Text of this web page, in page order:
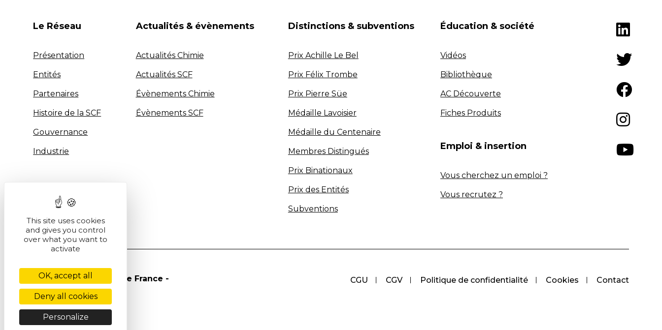
Le Réseau
Présentation
Entités
Partenaires
Histoire de la SCF
Gouvernance
Industrie
Actualités & évènements
Actualités Chimie
Actualités SCF
Évènements Chimie
Évènements SCF
Distinctions & subventions
Prix Achille Le Bel
Prix Félix Trombe
Prix Pierre Süe
Médaille Lavoisier
Médaille du Centenaire
Membres Distingués
Prix Binationaux
Prix des Entités
Subventions
Éducation & société
Vidéos
Bibliothèque
AC Découverte
Fiches Produits
Emploi & insertion
Vous cherchez un emploi ?
Vous recrutez ?
CGU CGV Politique de confidentialité Cookies Contact
© Société Chimique de France -
2026
This site uses cookies
and gives you control
over what you want to
activate
OK, accept all
Deny all cookies
Personalize